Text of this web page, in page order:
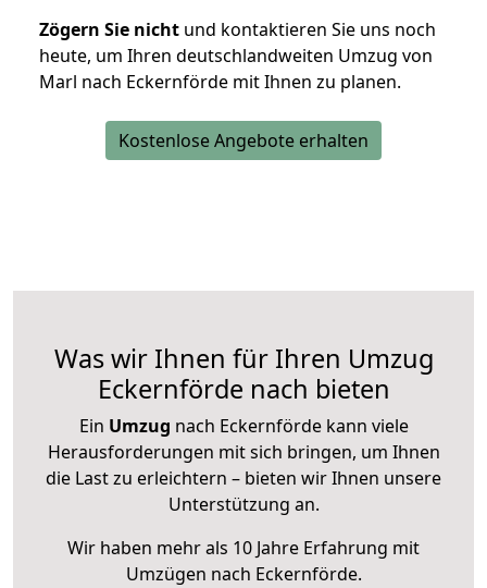
Zögern Sie nicht und kontaktieren Sie uns noch
heute, um Ihren deutschlandweiten Umzug von
Marl nach Eckernförde mit Ihnen zu planen.
Kostenlose Angebote erhalten
Was wir Ihnen für Ihren Umzug
Eckernförde nach bieten
Ein Umzug nach Eckernförde kann viele
Herausforderungen mit sich bringen, um Ihnen
die Last zu erleichtern – bieten wir Ihnen unsere
Unterstützung an.
Wir haben mehr als 10 Jahre Erfahrung mit
Umzügen nach Eckernförde.